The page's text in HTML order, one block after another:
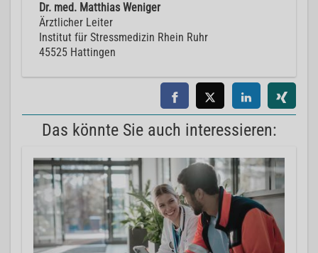
Dr. med. Matthias Weniger
Ärztlicher Leiter
Institut für Stressmedizin Rhein Ruhr
45525 Hattingen
Das könnte Sie auch interessieren: